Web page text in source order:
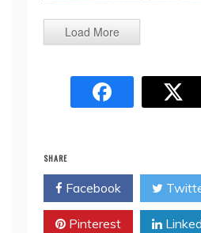
Load More
SHARE
Facebook
Pinterest